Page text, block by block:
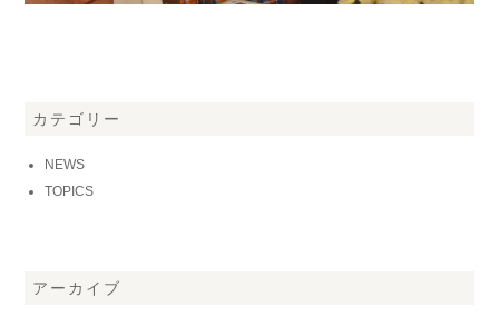
カテゴリー
NEWS
TOPICS
アーカイブ